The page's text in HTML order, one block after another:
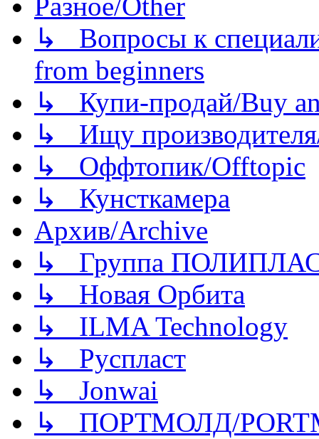
Разное/Other
↳ Вопросы к
from beginners
↳ Купи-продай/Buy
↳ Ищу
↳ Оффтопик/Offtopic
↳ Кунсткамера
Архив/Archive
↳ Группа
↳ Новая Орбита
↳ ILMA Technology
↳ Руспласт
↳ Jonwai
↳ ПОРТМОЛД/